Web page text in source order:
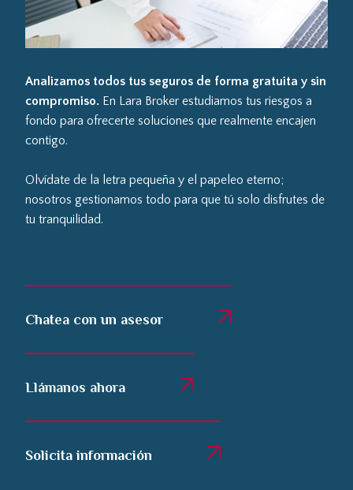
Analizamos todos tus seguros de forma gratuita y sin
compromiso.En Lara Broker estudiamos tus riesgos a
fondo para ofrecerte soluciones que realmente encajen
contigo.
Olvídate de la letra pequeña y el papeleo eterno;
nosotros gestionamos todo para que tú solo disfrutes de
tu tranquilidad.
Chatea con un asesor
Llámanos ahora
Solicita información